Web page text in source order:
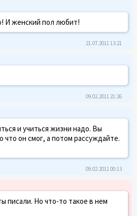
И женский пол любит!
21.07.2011 13:21
09.02.2011 21:26
и учиться жизни надо. Вы
что он смог, а потом рассуждайте.
09.02.2011 00:13
писали. Но что-то такое в нем